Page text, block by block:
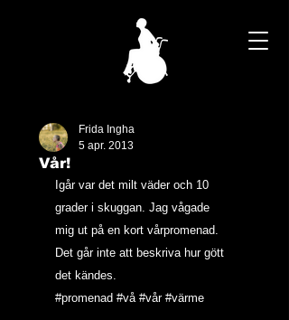
Vår!
Frida Ingha
5 apr. 2013
Igår var det milt väder och 10
grader i skuggan. Jag vågade
mig ut på en kort vårpromenad.
Det går inte att beskriva hur gött
det kändes.
#promenad #vå #vår #värme